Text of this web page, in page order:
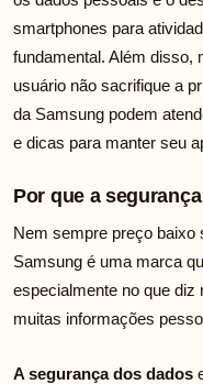
smartphones para
fundamental. Além disso,
usuário não sacrifique a
da Samsung podem
e dicas para manter seu
Por que a
Nem sempre preço baixo
Samsung é uma marca
especialmente no que diz
muitas informações
A segurança dos dados